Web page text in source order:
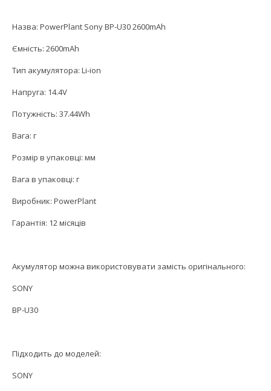
Назва: PowerPlant Sony BP-U30 2600mAh
Ємність: 2600mAh
Тип акумулятора: Li-ion
Напруга: 14.4V
Потужність: 37.44Wh
Вага: г
Розмір в упаковці: мм
Вага в упаковці: г
Виробник: PowerPlant
Гарантія: 12 місяців
Акумулятор можна використовувати замість оригінального:
SONY
BP-U30
Підходить до моделей:
SONY